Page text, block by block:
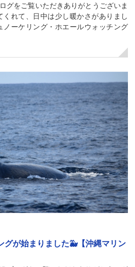
グをご覧いただきありがとうございま
れて、日中は少し暖かさがありまし
ノーケリング・ホエールウォッチング
グが始まりました🐳【沖縄マリン